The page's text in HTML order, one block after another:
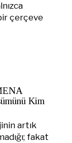
çerçeve
Kim
artık
fakat